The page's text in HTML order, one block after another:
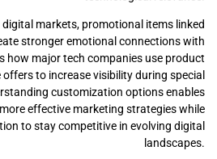
markets, promotional items linked
stronger emotional connections with
how major tech companies use product
offers to increase visibility during special
customization options enables
effective marketing strategies while
to stay competitive in evolving digital
landscapes.